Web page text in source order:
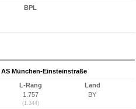
BPL
München-Einsteinstraße
L-Rang
1.757
(1.344)
Land
BY